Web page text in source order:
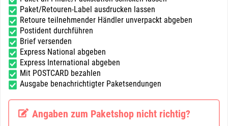
Paket/Retouren-Label ausdrucken lassen
Retoure teilnehmender Händler unverpackt abgeben
Postident durchführen
Brief versenden
Express National abgeben
Express International abgeben
Mit POSTCARD bezahlen
Ausgabe benachrichtigter Paketsendungen
Angaben zum Paketshop nicht richtig?